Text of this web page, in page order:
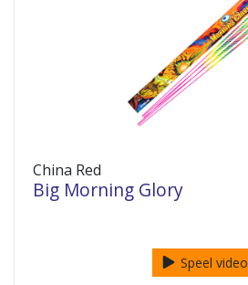
China Red
Big Morning Glory
Speel video